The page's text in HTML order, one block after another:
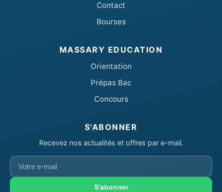
Contact
Bourses
MASSARY EDUCATION
Orientation
Prépas Bac
Concours
S'ABONNER
Recevez nos actualités et offres par e-mail.
Votre
e-
S'abonner